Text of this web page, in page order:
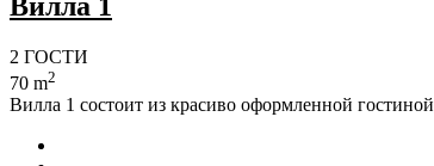
2 ГОСТИ
70 m2
Вилла 1 состоит из красиво оформленной